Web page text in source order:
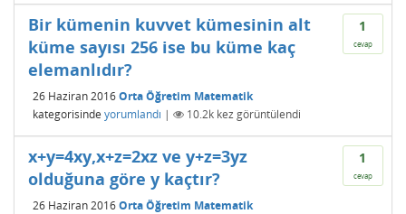
1
cevap
Bir kümenin kuvvet kümesinin alt
küme sayısı 256 ise bu küme kaç
elemanlıdır?
26 Haziran 2016Orta Öğretim Matematik
kategorisinde yorumlandı | 10.2k kez görüntülendi
1
cevap
x+y=4xy,x+z=2xz ve y+z=3yz
olduğuna göre y kaçtır?
26 Haziran 2016Orta Öğretim Matematik